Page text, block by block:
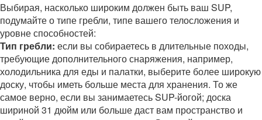
Выбирая, насколько широким должен быть ваш SUP,
подумайте о типе гребли, типе вашего телосложения и
уровне способностей:
Тип гребли: если вы собираетесь в длительные походы,
требующие дополнительного снаряжения, например,
холодильника для еды и палатки, выберите более широкую
доску, чтобы иметь больше места для хранения. То же
самое верно, если вы занимаетесь SUP-йогой; доска
шириной 31 дюйм или больше даст вам пространство и